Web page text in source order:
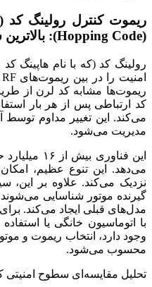
(Hopping Code): بالاترین سطح امنیت
رولینگ کد (که با نام هاپینگ
ریموت‌ها مشابه کد لرن از
کد ارتباطی پس از هر بار
مدیریت می‌شود.
این فناوری
می‌دهد. این تنوع عظیم،
نزدیک می‌کند. علاوه بر این،
گیرنده موتور شناسایی
مدل‌های قبلی ایجاد می‌کند.
با اتوماسیون خانگی یا
وجود دارد، انتخاب ریموت و
محسوب می‌شود.
تحلیل مقایسه‌ای سطوح امنیتی